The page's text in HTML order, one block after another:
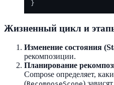
Жизненный цикл и
Изменение состояния
рекомпозиции.
Планирование
Compose определяет,